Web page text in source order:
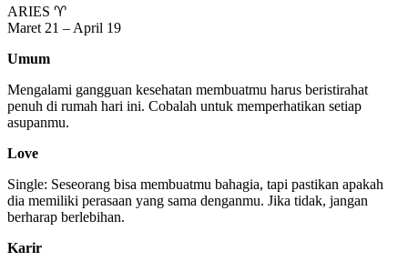
ARIES ♈
Maret 21 – April 19
Umum
Mengalami gangguan kesehatan membuatmu harus beristirahat
penuh di rumah hari ini. Cobalah untuk memperhatikan setiap
asupanmu.
Love
Single: Seseorang bisa membuatmu bahagia, tapi pastikan apakah
dia memiliki perasaan yang sama denganmu. Jika tidak, jangan
berharap berlebihan.
Karir